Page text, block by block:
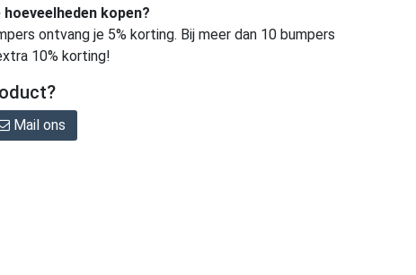
kopen?
ontvang je 5% korting. Bij meer dan 10 bumpers
10% korting!
Mail ons